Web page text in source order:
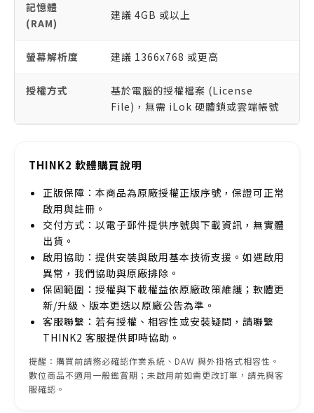
記憶體
(RAM)
建議 4GB 或以上
螢幕解析度 建議 1366x768 或更高
授權方式
基於電腦的授權檔案 (License
File)，無需 iLok 硬體鎖或雲端帳號
THINK2 軟體購買說明
正版保障：本商品為原廠授權正版序號，保證可正常
啟用與註冊。
交付方式：以電子郵件提供序號與下載資訊，無實體
出貨。
啟用協助：提供安裝與啟用基本技術支援。如遇啟用
異常，我們協助與原廠排除。
保固範圍：授權與下載權益依原廠政策維護；軟體更
新/升級、版本更迭以原廠公告為準。
客服聯繫：若有授權、相容性或安裝疑問，請聯繫
THINK2 客服提供即時協助。
提醒：購買前請務必確認作業系統、DAW 與外掛格式相容性。
數位商品不適用一般鑑賞期；未啟用前如需更改訂單，請先與客
服確認。